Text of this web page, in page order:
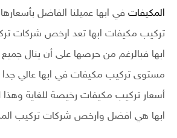
المكيفات في ابها عميلنا الفاضل
تركيب مكيفات ابها تعد ارخص شركات
ابها فبالرغم من حرصها على أن ينال جميع
مستوى تركيب مكيفات في ابها عالي جدا
أسعار تركيب مكيفات رخيصة للغاية
ابها هي افضل وارخص شركات تركيب